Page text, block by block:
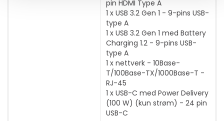
Vis mer
pin HDMI Type A
1 x USB 3.2 Gen 1 - 9-pins USB-
type A
1 x USB 3.2 Gen 1 med Battery
Charging 1.2 - 9-pins USB-
type A
1 x nettverk - 10Base-
T/100Base-TX/1000Base-T -
RJ-45
1 x USB-C med Power Delivery
(100 W) (kun strøm) - 24 pin
USB-C